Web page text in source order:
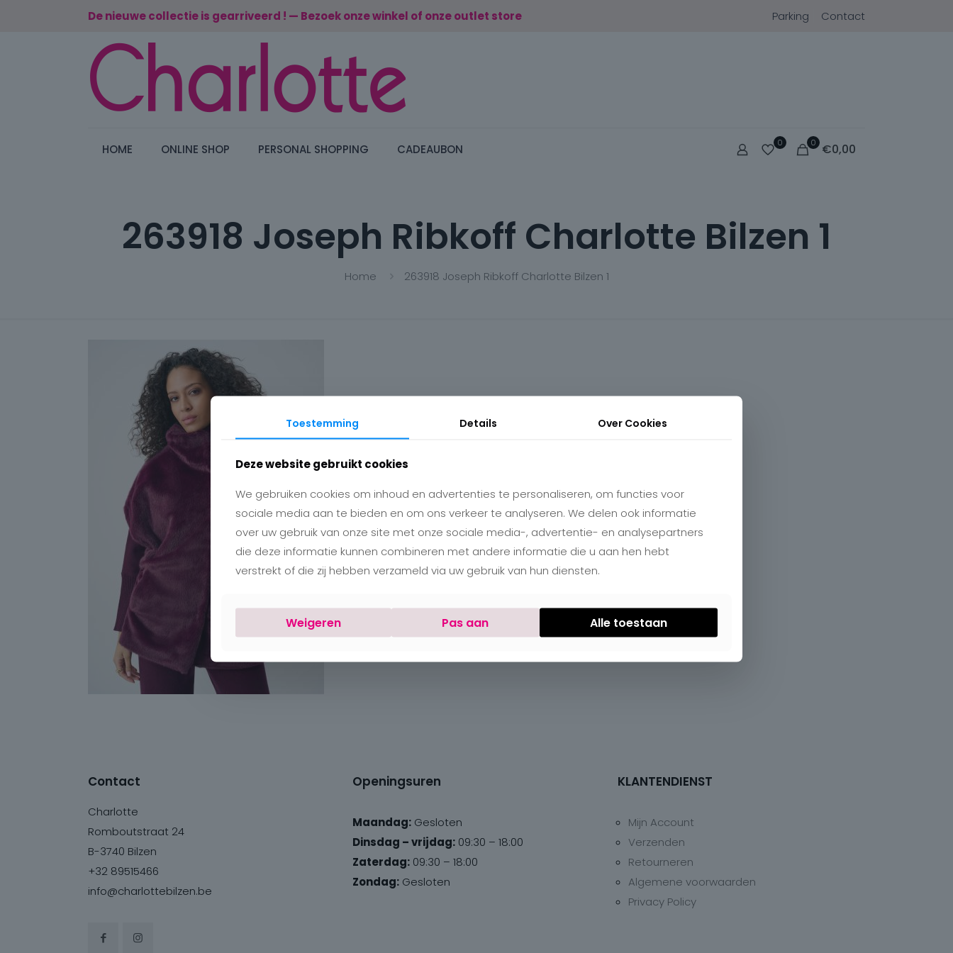
De nieuwe collectie is gearriveerd ! — Bezoek onze winkel of onze outlet store Parking Contact
HOME ONLINE SHOP PERSONAL SHOPPING CADEAUBON 0 0 €0,00
263918 Joseph Ribkoff Charlotte Bilzen 1
Home 263918 Joseph Ribkoff Charlotte Bilzen 1
Contact
Charlotte
Romboutstraat 24
B-3740 Bilzen
+32 89515466
info@charlottebilzen.be
Openingsuren
Maandag: Gesloten
Dinsdag – vrijdag: 09:30 – 18:00
Zaterdag: 09:30 – 18:00
Zondag: Gesloten
KLANTENDIENST
Mijn Account
Verzenden
Retourneren
Algemene voorwaarden
Privacy Policy
Toestemming Details Over Cookies
Deze website gebruikt cookies
We gebruiken cookies om inhoud en advertenties te personaliseren, om functies voor
sociale media aan te bieden en om ons verkeer te analyseren. We delen ook informatie
over uw gebruik van onze site met onze sociale media-, advertentie- en analysepartners
die deze informatie kunnen combineren met andere informatie die u aan hen hebt
verstrekt of die zij hebben verzameld via uw gebruik van hun diensten.
Weigeren Pas aan Alle toestaan